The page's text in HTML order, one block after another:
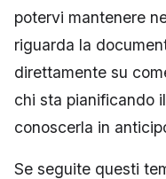
potervi mantenere
riguarda la
direttamente su
chi sta pianificando
conoscerla in
Se seguite questi